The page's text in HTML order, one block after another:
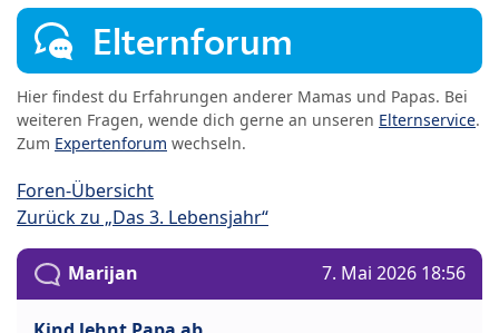
Elternforum
Hier findest du Erfahrungen anderer Mamas und Papas. Bei
weiteren Fragen, wende dich gerne an unseren Elternservice.
Zum Expertenforum wechseln.
Foren-Übersicht
Zurück zu „Das 3. Lebensjahr“
Marijan 7. Mai 2026 18:56